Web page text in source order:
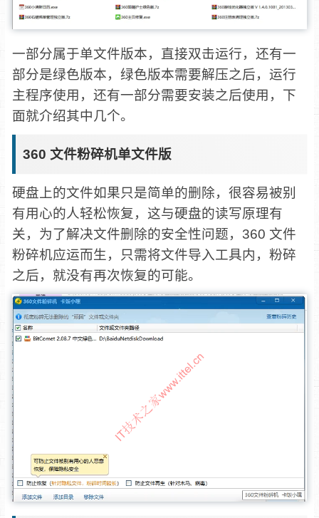
一部分属于单文件版本，直接双击运行，还有一
部分是绿色版本，绿色版本需要解压之后，运行
主程序使用，还有一部分需要安装之后使用，下
面就介绍其中几个。
360 文件粉碎机单文件版
硬盘上的文件如果只是简单的删除，很容易被别
有用心的人轻松恢复，这与硬盘的读写原理有
关，为了解决文件删除的安全性问题，360 文件
粉碎机应运而生，只需将文件导入工具内，粉碎
之后，就没有再次恢复的可能。